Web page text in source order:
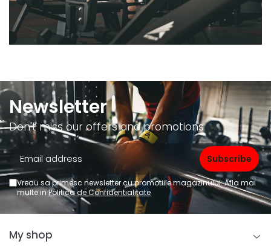
Newsletter
Don't miss our offers and promotions
Vreau sa primesc newsletter cu promotiile magazinului. Afla mai
multe inPolitica de Confidentialitate
My shop